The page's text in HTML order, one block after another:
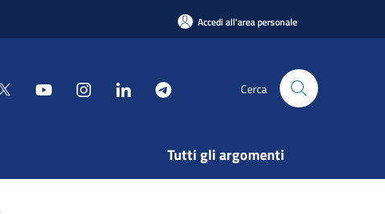
Accedi all'area personale
Cerca
Tutti gli argomenti